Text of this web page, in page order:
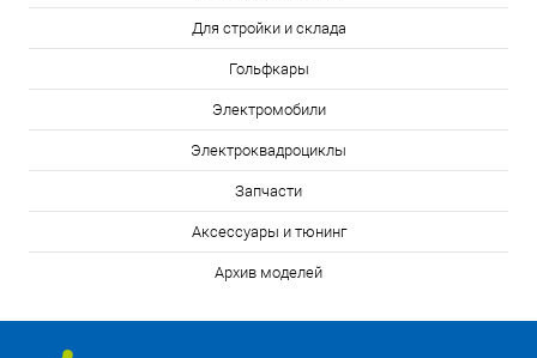
Для стройки и склада
Гольфкары
Электромобили
Электроквадроциклы
Запчасти
Аксессуары и тюнинг
Архив моделей